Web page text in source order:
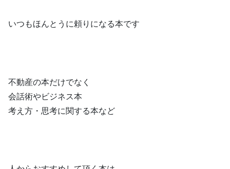
いつもほんとうに頼りになる本です
不動産の本だけでなく
会話術やビジネス本
考え方・思考に関する本など